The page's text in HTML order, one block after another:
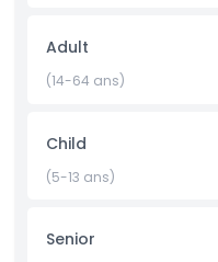
améliorer votre
Vue du Ciel et profitez
contemplant le paysage.
entre amis,
inoubliable de
paysages naturels et
Adult
(14-64 ans)
Child
(5-13 ans)
Senior